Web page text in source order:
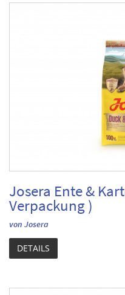
Josera Ente &
Verpackung )
von Josera
DETAILS